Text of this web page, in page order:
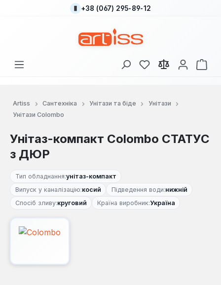
Перейти до основного вмісту
+38 (067) 295-89-12
У вас є 0 у списку
Artiss Сантехніка Унітази та біде
Унітази
Унітази Colombo
Унітаз-компакт Colombo СТАТУС
з ДЮР
Тип обладнання:унітаз-компакт
Випуск у каналізацію:косий Підведення води:нижній
Спосіб зливу:круговий Країна виробник:Україна